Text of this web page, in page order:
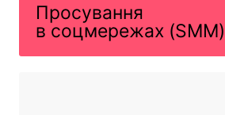
Просування
в соцмережах (SMM)